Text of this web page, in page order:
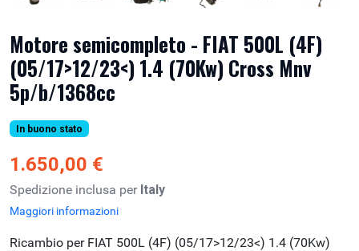
Motore semicompleto - FIAT 500L (4F)
(05/17>12/23<) 1.4 (70Kw) Cross Mnv
5p/b/1368cc
In buono stato
1.650,00 €
Spedizione inclusa per Italy
Maggiori informazioni
Ricambio per FIAT 500L (4F) (05/17>12/23<) 1.4 (70Kw)